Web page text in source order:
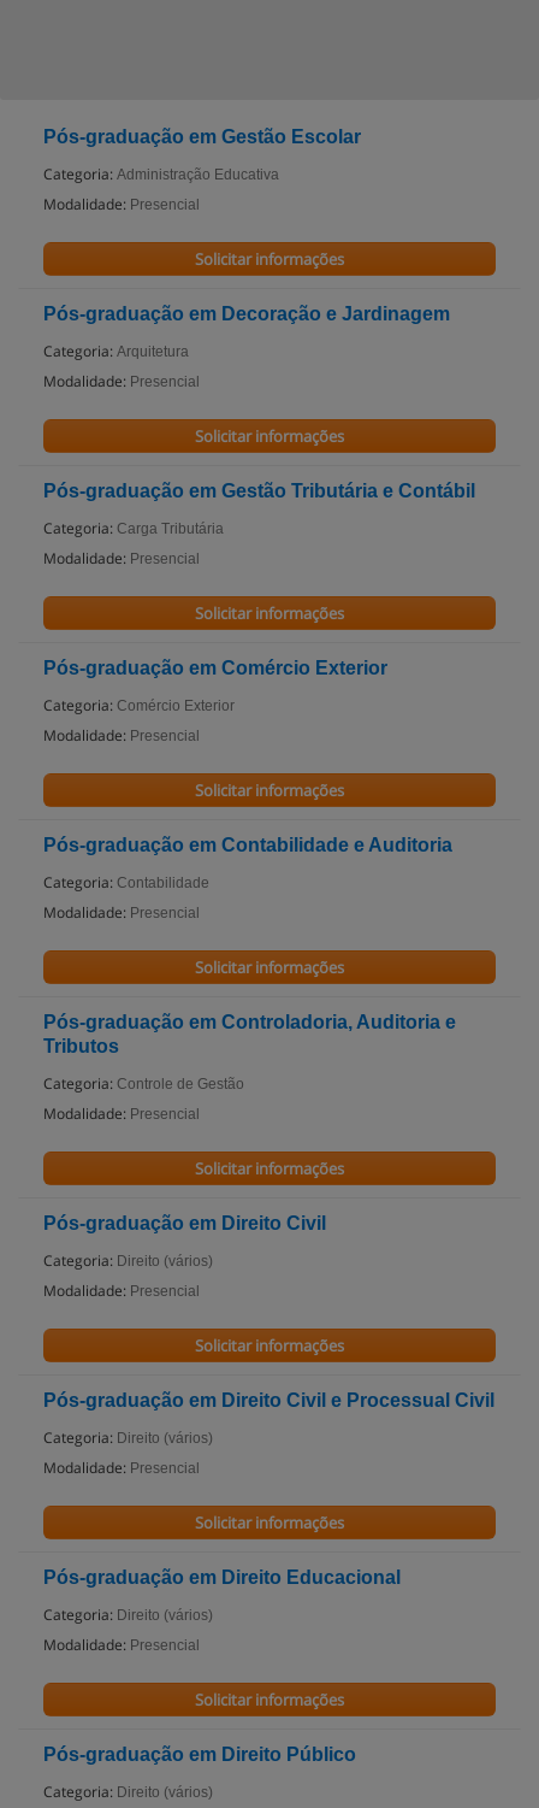
Pós-graduação em Gestão Escolar
Categoria: Administração Educativa
Modalidade: Presencial
Solicitar informações
Pós-graduação em Decoração e Jardinagem
Categoria: Arquitetura
Modalidade: Presencial
Solicitar informações
Pós-graduação em Gestão Tributária e Contábil
Categoria: Carga Tributária
Modalidade: Presencial
Solicitar informações
Pós-graduação em Comércio Exterior
Categoria: Comércio Exterior
Modalidade: Presencial
Solicitar informações
Pós-graduação em Contabilidade e Auditoria
Categoria: Contabilidade
Modalidade: Presencial
Solicitar informações
Pós-graduação em Controladoria, Auditoria e
Tributos
Categoria: Controle de Gestão
Modalidade: Presencial
Solicitar informações
Pós-graduação em Direito Civil
Categoria: Direito (vários)
Modalidade: Presencial
Solicitar informações
Pós-graduação em Direito Civil e Processual Civil
Categoria: Direito (vários)
Modalidade: Presencial
Solicitar informações
Pós-graduação em Direito Educacional
Categoria: Direito (vários)
Modalidade: Presencial
Solicitar informações
Pós-graduação em Direito Público
Categoria: Direito (vários)